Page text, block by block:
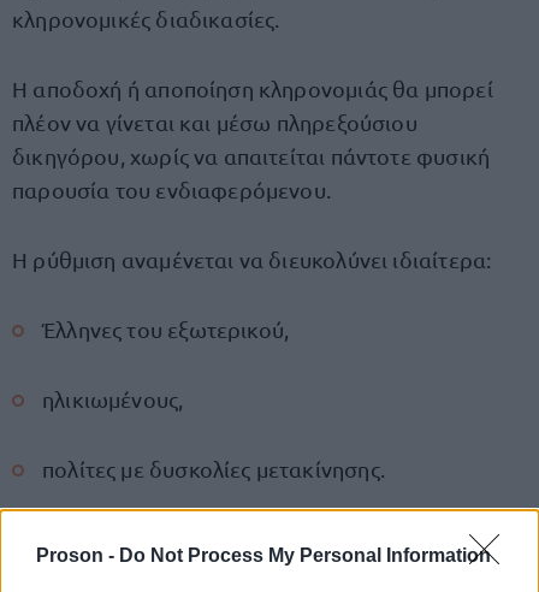
Proson - Do Not Process My Personal Information
κληρονομικές διαδικασίες.
Η αποδοχή ή αποποίηση κληρονομιάς θα μπορεί
πλέον να γίνεται και μέσω πληρεξούσιου
δικηγόρου, χωρίς να απαιτείται πάντοτε φυσική
παρουσία του ενδιαφερόμενου.
Η ρύθμιση αναμένεται να διευκολύνει ιδιαίτερα:
Έλληνες του εξωτερικού,
ηλικιωμένους,
πολίτες με δυσκολίες μετακίνησης.
Ψηφιακό μητρώο διαθηκών